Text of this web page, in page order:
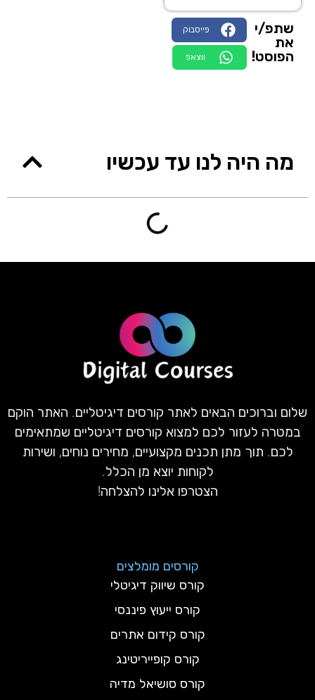
שתפ/י
את
הפוסט!
פייסבוק
ווצאפ
מה היה לנו עד עכשיו
שלום וברוכים הבאים לאתר קורסים דיגיטליים. האתר הוקם
במטרה לעזור לכם למצוא קורסים דיגיטליים שמתאימים
לכם. תוך מתן תכנים מקצועיים, מחירים נוחים, ושירות
לקוחות יוצא מן הכלל.
הצטרפו אלינו להצלחה!
קורסים מומלצים
קורס שיווק דיגיטלי
קורס ייעוץ פיננסי
קורס קידום אתרים
קורס קופייריטינג
קורס סושיאל מדיה